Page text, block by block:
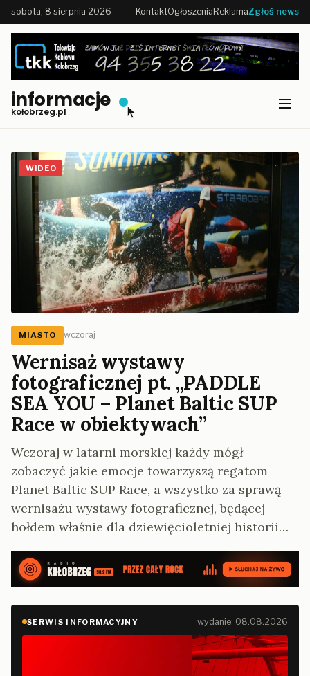
sobota, 8 sierpnia 2026 KontaktOgłoszenia ReklamaZgłoś news
informacje
kołobrzeg.pl
WIDEO
MIASTO wczoraj
Wernisaż wystawy
fotograficznej pt. „PADDLE
SEA YOU – Planet Baltic SUP
Race w obiektywach”
Wczoraj w latarni morskiej każdy mógł
zobaczyć jakie emocje towarzyszą regatom
Planet Baltic SUP Race, a wszystko za sprawą
wernisażu wystawy fotograficznej, będącej
hołdem właśnie dla dziewięcioletniej historii…
SERWIS INFORMACYJNY wydanie: 08.08.2026